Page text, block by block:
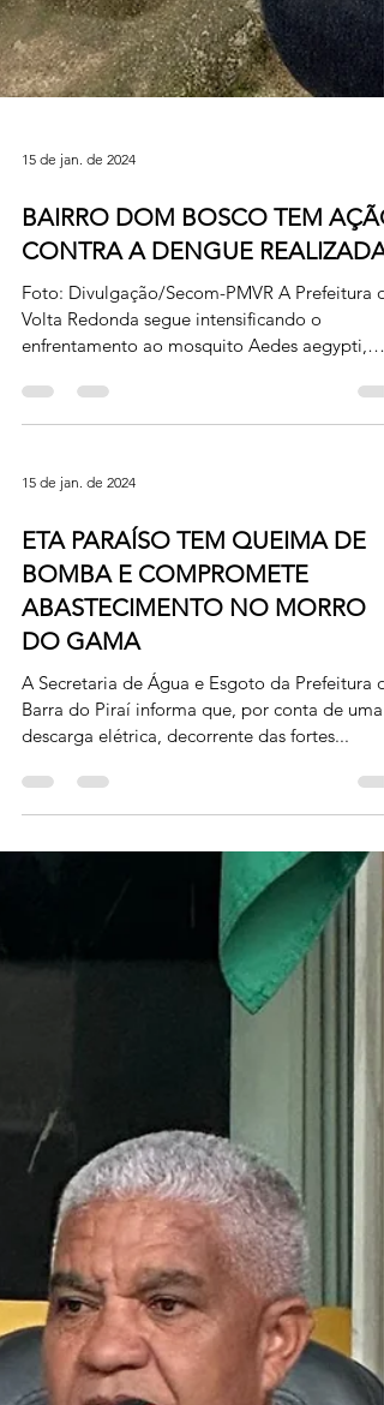
15 de jan. de 2024
BAIRRO DOM BOSCO TEM AÇÃO
Foto: Divulgação/Secom-PMVR A Prefeitura
Volta Redonda segue intensificando o
enfrentamento ao mosquito Aedes aegypti,
transmissor da...
15 de jan. de 2024
ABASTECIMENTO NO MORRO
A Secretaria de Água e Esgoto da Prefeitura
Barra do Piraí informa que, por conta de uma
descarga elétrica, decorrente das fortes...